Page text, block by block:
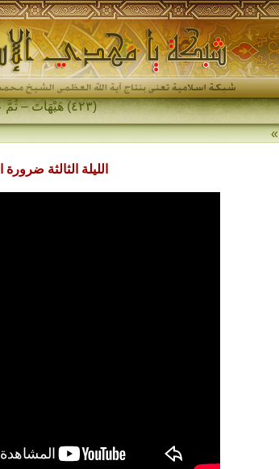
(٤٢٣) هَيْهَاتَ – ثُمَّ عَقَدَ بِيَدِهِ سَبْعاً – فَقَالَ: ذَاكَ يَخْرُجُ فِي آخِرِ الزَّمَانِ…
»
الليلة الثالثة ضرورة الإمامة 1436هـ